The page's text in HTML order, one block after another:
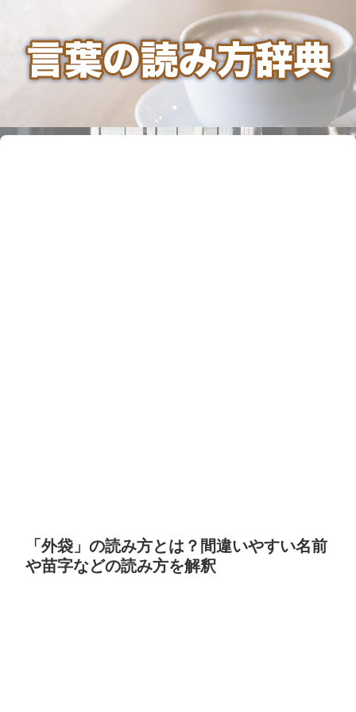
「外袋」の読み方とは？間違いやすい名前
や苗字などの読み方を解釈